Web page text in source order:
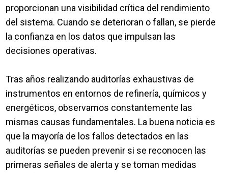
proporcionan una visibilidad crítica del rendimiento
del sistema. Cuando se deterioran o fallan, se pierde
la confianza en los datos que impulsan las
decisiones operativas.
Tras años realizando auditorías exhaustivas de
instrumentos en entornos de refinería, químicos y
energéticos, observamos constantemente las
mismas causas fundamentales. La buena noticia es
que la mayoría de los fallos detectados en las
auditorías se pueden prevenir si se reconocen las
primeras señales de alerta y se toman medidas